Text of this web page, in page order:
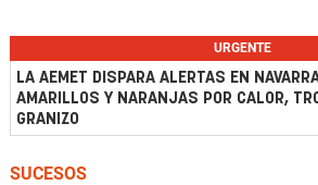
URGENTE
LA AEMET DISPARA ALERTAS EN
AMARILLOS Y NARANJAS POR CALOR,
GRANIZO
SUCESOS